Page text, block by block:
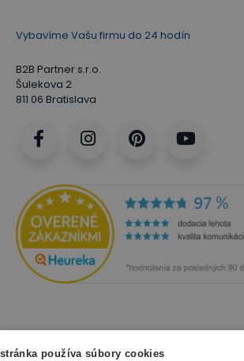
Vybavíme Vašu firmu do 24 hodín
B2B Partner s.r.o.
Šulekova 2
811 06 Bratislava
NAKUPOVANIE
používa súbory cookies